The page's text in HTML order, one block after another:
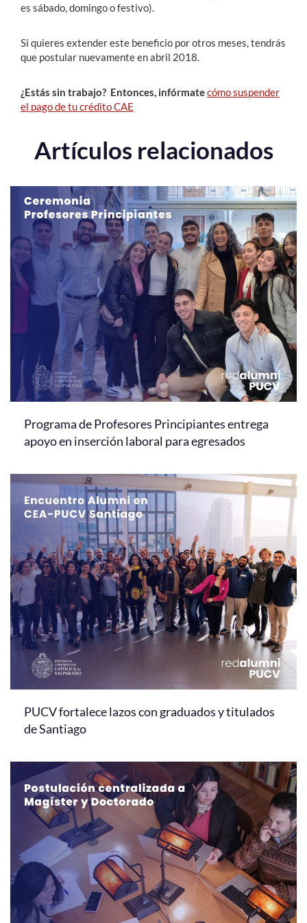
es sábado, domingo o festivo).
Si quieres extender este beneficio por otros meses, tendrás
que postular nuevamente en abril 2018.
¿Estás sin trabajo? Entonces, infórmatecómo suspender
el pago de tu crédito CAE
Artículos relacionados
Programa de Profesores Principiantes entrega
apoyo en inserción laboral para egresados
PUCV fortalece lazos con graduados y titulados
de Santiago